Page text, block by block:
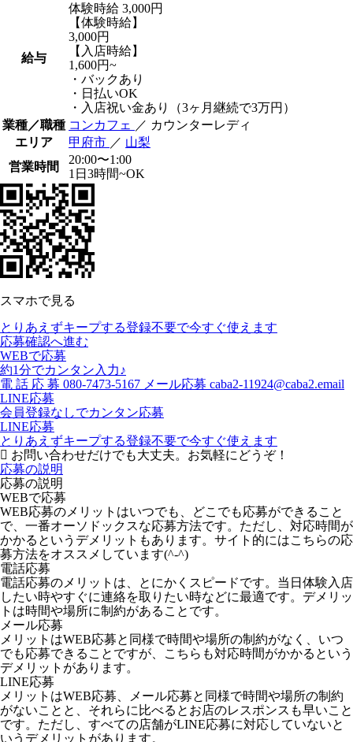
給与
体験時給 3,000円
【体験時給】
3,000円
【入店時給】
1,600円~
・バックあり
・日払いOK
・入店祝い金あり（3ヶ月継続で3万円）
業種／職種 コンカフェ ／ カウンターレディ
エリア
甲府市 ／ 山梨
営業時間
20:00〜1:00
1日3時間~OK
スマホで見る
とりあえずキープする登録不要で今すぐ使えます
応募確認へ進む
WEBで応募
約1分でカンタン入力♪
電 話 応 募 080-7473-5167 メール応募 caba2-11924@caba2.email
LINE応募
会員登録なしでカンタン応募
LINE応募
とりあえずキープする登録不要で今すぐ使えます
お問い合わせだけでも大丈夫。お気軽にどうぞ！
応募の説明
応募の説明
WEBで応募
WEB応募のメリットはいつでも、どこでも応募ができること
で、一番オーソドックスな応募方法です。ただし、対応時間が
かかるというデメリットもあります。サイト的にはこちらの応
募方法をオススメしています(^-^)
電話応募
電話応募のメリットは、とにかくスピードです。当日体験入店
したい時やすぐに連絡を取りたい時などに最適です。デメリッ
トは時間や場所に制約があることです。
メール応募
メリットはWEB応募と同様で時間や場所の制約がなく、いつ
でも応募できることですが、こちらも対応時間がかかるという
デメリットがあります。
LINE応募
メリットはWEB応募、メール応募と同様で時間や場所の制約
がないことと、それらに比べるとお店のレスポンスも早いこと
です。ただし、すべての店舗がLINE応募に対応していないと
いうデメリットがあります。